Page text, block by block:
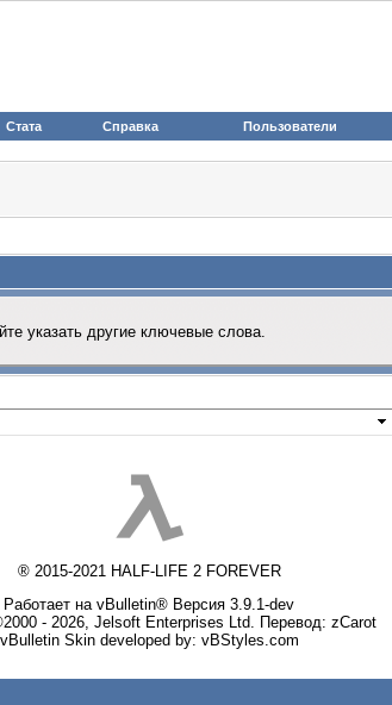
Стата Справка Пользователи
указать другие ключевые слова.
® 2015-2021 HALF-LIFE 2 FOREVER
Работает на vBulletin® Версия 3.9.1-dev
- 2026, Jelsoft Enterprises Ltd. Перевод: zCarot
vBulletin Skin developed by: vBStyles.com